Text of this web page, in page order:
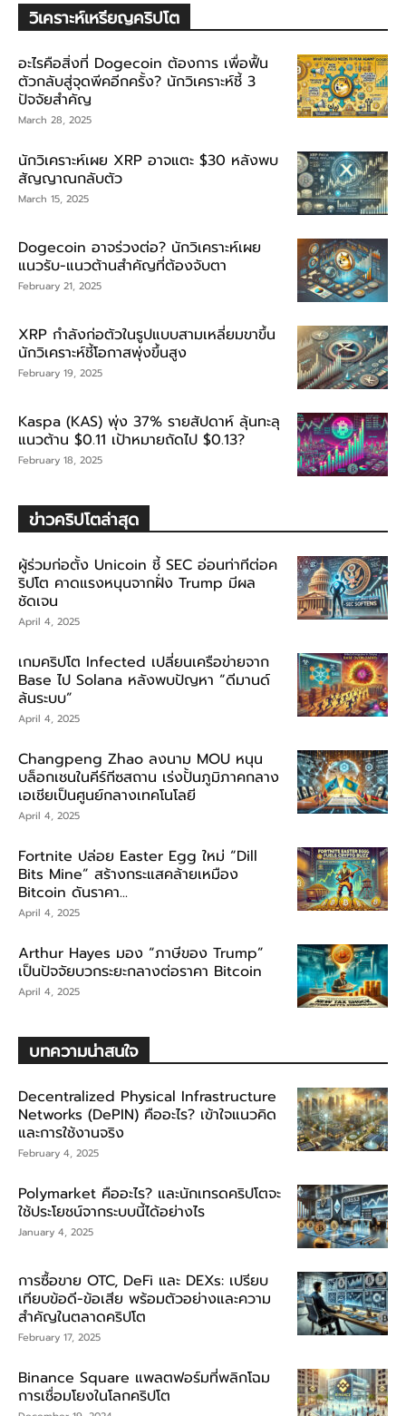
วิเคราะห์เหรียญคริปโต
อะไรคือสิ่งที่ Dogecoin ต้องการ เพื่อฟื้น
ตัวกลับสู่จุดพีคอีกครั้ง? นักวิเคราะห์ชี้ 3
ปัจจัยสำคัญ
March 28, 2025
นักวิเคราะห์เผย XRP อาจแตะ $30 หลังพบ
สัญญาณกลับตัว
March 15, 2025
Dogecoin อาจร่วงต่อ? นักวิเคราะห์เผย
แนวรับ-แนวต้านสำคัญที่ต้องจับตา
February 21, 2025
XRP กำลังก่อตัวในรูปแบบสามเหลี่ยมขาขึ้น
นักวิเคราะห์ชี้โอกาสพุ่งขึ้นสูง
February 19, 2025
Kaspa (KAS) พุ่ง 37% รายสัปดาห์ ลุ้นทะลุ
แนวต้าน $0.11 เป้าหมายถัดไป $0.13?
February 18, 2025
ข่าวคริปโตล่าสุด
ผู้ร่วมก่อตั้ง Unicoin ชี้ SEC อ่อนท่าทีต่อค
ริปโต คาดแรงหนุนจากฝั่ง Trump มีผล
ชัดเจน
April 4, 2025
เกมคริปโต Infected เปลี่ยนเครือข่ายจาก
Base ไป Solana หลังพบปัญหา “ดีมานด์
ล้นระบบ”
April 4, 2025
Changpeng Zhao ลงนาม MOU หนุน
บล็อกเชนในคีร์กีซสถาน เร่งปั้นภูมิภาคกลาง
เอเชียเป็นศูนย์กลางเทคโนโลยี
April 4, 2025
Fortnite ปล่อย Easter Egg ใหม่ “Dill
Bits Mine” สร้างกระแสคล้ายเหมือง
Bitcoin ดันราคา...
April 4, 2025
Arthur Hayes มอง “ภาษีของ Trump”
เป็นปัจจัยบวกระยะกลางต่อราคา Bitcoin
April 4, 2025
บทความน่าสนใจ
Decentralized Physical Infrastructure
Networks (DePIN) คืออะไร? เข้าใจแนวคิด
และการใช้งานจริง
February 4, 2025
Polymarket คืออะไร? และนักเทรดคริปโตจะ
ใช้ประโยชน์จากระบบนี้ได้อย่างไร
January 4, 2025
การซื้อขาย OTC, DeFi และ DEXs: เปรียบ
เทียบข้อดี-ข้อเสีย พร้อมตัวอย่างและความ
สำคัญในตลาดคริปโต
February 17, 2025
Binance Square แพลตฟอร์มที่พลิกโฉม
การเชื่อมโยงในโลกคริปโต